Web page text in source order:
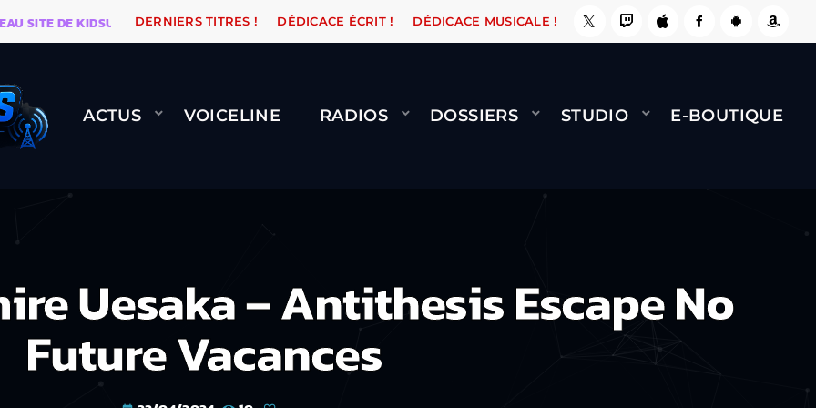
DE KIDSUNE WARÉTRO ORANGE ROAD QUI PASSE, ÇA LE FAIT ! NAMI BERNARD MINET - FLY
DERNIERS TITRES ! DÉDICACE ÉCRIT ! DÉDICACE MUSICALE !
ACTUS VOICELINE RADIOS DOSSIERS STUDIO E-BOUTIQUE
Uesaka – Antithesis Escape No
Future Vacances